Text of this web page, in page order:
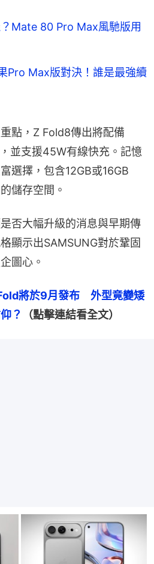
Mate 80 Pro Max風馳版用
Pro Max版對決！誰是最強續
點，Z Fold8傳出將配備
並支援45W有線快充。記憶
選擇，包含12GB或16GB
儲存空間。
否大幅升級的消息與早期傳
顯示出SAMSUNG對於鞏固
圖心。
將於9月發布　外型竟變矮
？
（點擊連結看全文）